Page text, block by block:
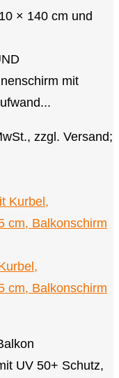
× 140 cm und
mit
zzgl. Versand;
cm, Balkonschirm
UV 50+ Schutz,